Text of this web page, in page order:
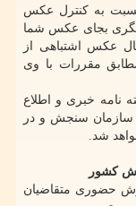
نسبت به کنترل عکس
بجای عکس شما
عکس اشتباهی از
مقررات با وی
نامه خبری و اطلاع
سازمان سنجش و در
شد.
کشور
حضوری متقاضیان